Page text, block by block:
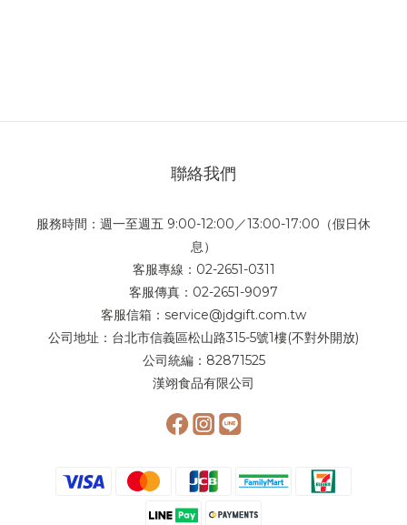
聯絡我們
服務時間：週一至週五 9:00-12:00／13:00-17:00（假日休
息）
客服專線：02-2651-0311
客服傳真：02-2651-9097
客服信箱：service@jdgift.com.tw
公司地址：台北市信義區松山路315-5號1樓(不對外開放)
公司統編：82871525
漢翊食品有限公司